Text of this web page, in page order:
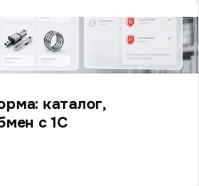
каталог,
с 1С